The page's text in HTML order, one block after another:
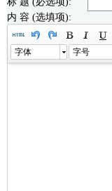
内 容 (选填项):
字体 字号